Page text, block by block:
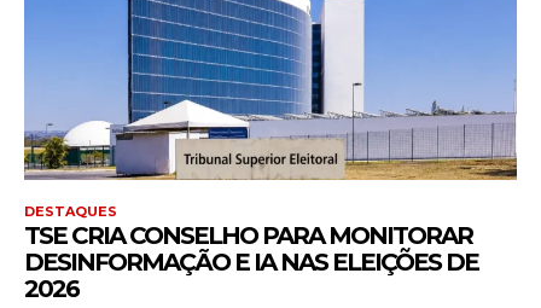
DESTAQUES
TSE CRIA CONSELHO PARA MONITORAR
DESINFORMAÇÃO E IA NAS ELEIÇÕES DE
2026